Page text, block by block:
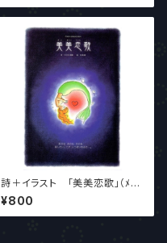
詩＋イラスト 「美美恋歌」（ﾒｲﾒ
ｲﾘｬﾝｺﾞｳ） 作家：三日月綺麗
イラストレーター金美蓮
¥800